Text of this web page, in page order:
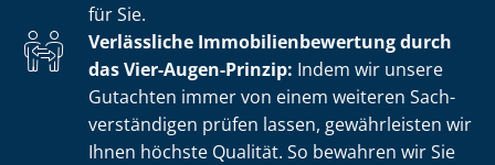
für Sie.
Verlässliche Im­mo­bi­li­en­be­wer­tung durch
das Vier-Augen-Prinzip: Indem wir unsere
Gutachten immer von einem weiteren Sach­
ver­stän­di­gen prüfen lassen, gewährleisten wir
Ihnen höchste Qualität. So bewahren wir Sie